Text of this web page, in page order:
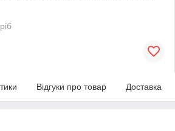
Відгуки про товар Доставка